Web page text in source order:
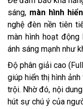
sáng, màn hình
nghệ đèn nền tiên
màn hình hoạt
ánh sáng mạnh như
Độ phân giải cao
giúp hiển thị hình
trội. Nhờ đó, nội
hút sự chú ý của